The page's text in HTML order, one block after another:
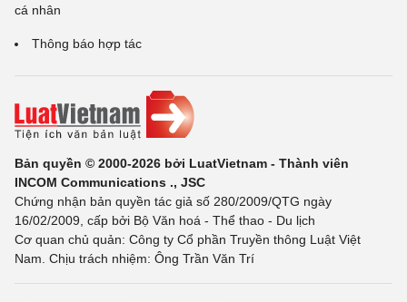
cá nhân
Thông báo hợp tác
Bản quyền © 2000-2026 bởi LuatVietnam - Thành viên
INCOM Communications ., JSC
Chứng nhận bản quyền tác giả số 280/2009/QTG ngày
16/02/2009, cấp bởi Bộ Văn hoá - Thể thao - Du lịch
Cơ quan chủ quản: Công ty Cổ phần Truyền thông Luật Việt
Nam. Chịu trách nhiệm: Ông Trần Văn Trí